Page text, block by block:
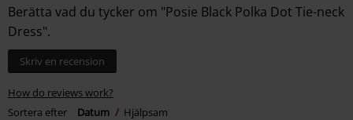
Berätta vad du tycker om "Posie Black Polka Dot Tie-neck
Dress".
Skriv en recension
How do reviews work?
Sortera efter
Datum Hjälpsam